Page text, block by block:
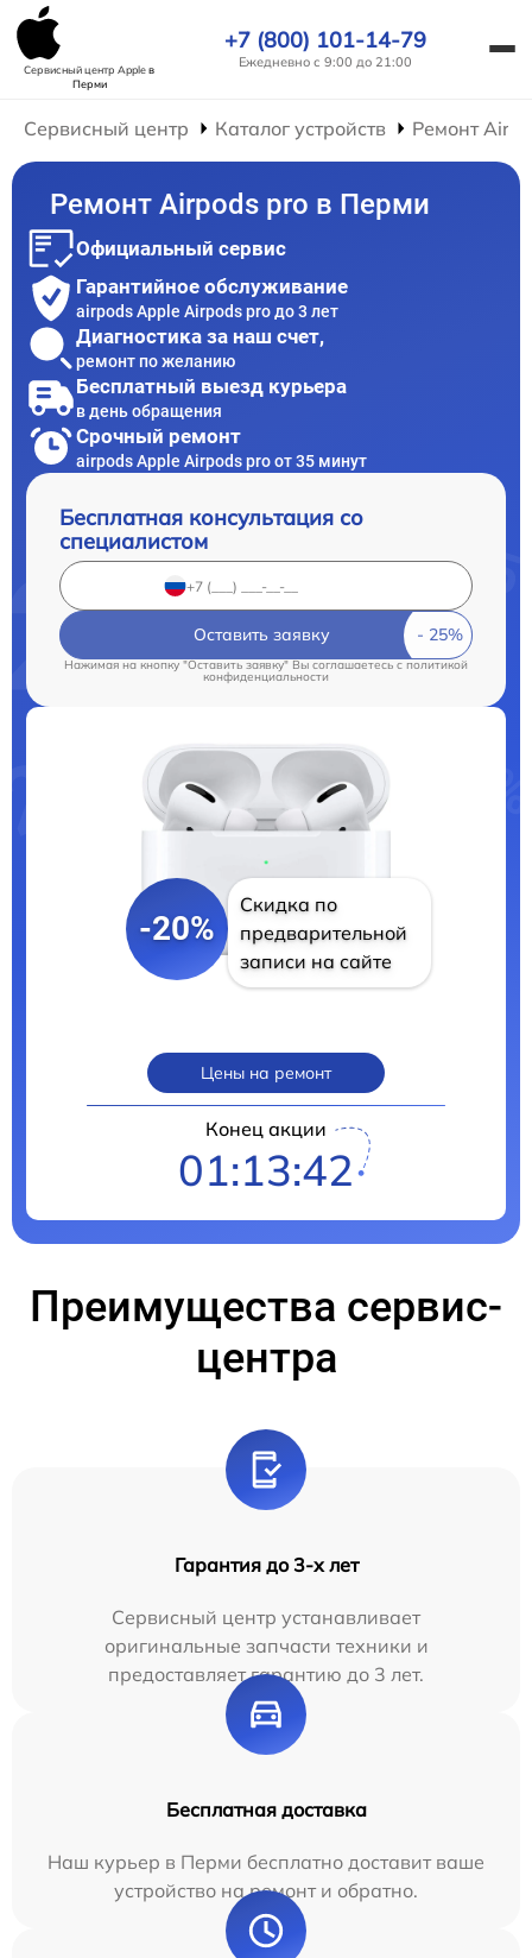
Сервисный центр Appleв
Перми
+7 (800) 101-14-79
Ежедневно с 9:00 до 21:00
Сервисный центр Каталог устройств Ремонт
Ремонт Airpods pro в Перми
Официальный сервис
Гарантийное обслуживание
airpods Apple Airpods pro до 3 лет
Диагностика за наш счет,
ремонт по желанию
Бесплатный выезд курьера
в день обращения
Срочный ремонт
airpods Apple Airpods pro от 35 минут
Бесплатная консультация со
специалистом
Оставить заявку
Нажимая на кнопку "Оставить заявку" Вы соглашаетесь cполитикой
конфиденциальности
-20%
Скидка по
предварительной
записи на сайте
Цены на ремонт
Конец акции
01:13:41
Преимущества сервис-
центра
Гарантия до 3-х лет
Сервисный центр устанавливает
оригинальные запчасти техники и
предоставляет гарантию до 3 лет.
Бесплатная доставка
Наш курьер в Перми бесплатно доставит ваше
устройство на ремонт и обратно.